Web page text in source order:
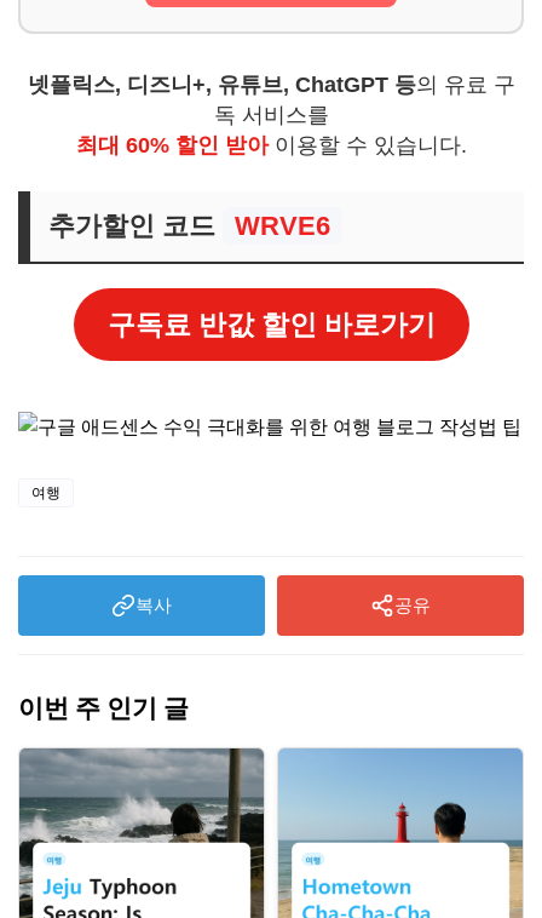
넷플릭스, 디즈니+, 유튜브, ChatGPT 등의 유료 구
독 서비스를
최대 60% 할인 받아이용할 수 있습니다.
추가할인 코드 WRVE6
구독료 반값 할인 바로가기
여행
복사 공유
이번 주 인기 글